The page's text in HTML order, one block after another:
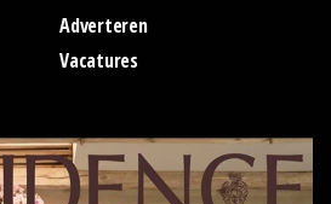
Adverteren
Vacatures